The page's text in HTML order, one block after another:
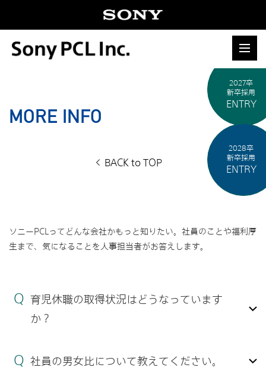
2027卒
新卒採用
ENTRY
2028卒
新卒採用
ENTRY
MORE INFO
BACK to TOP
ソニーPCLってどんな会社かもっと知りたい。社員のことや福利厚
生まで、気になることを人事担当者がお答えします。
育児休職の取得状況はどうなっています
か？
社員の男女比について教えてください。